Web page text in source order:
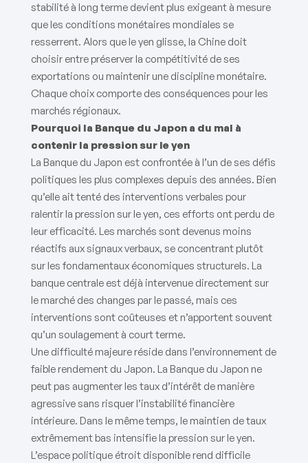
stabilité à long terme devient plus exigeant à mesure
que les conditions monétaires mondiales se
resserrent. Alors que le yen glisse, la Chine doit
choisir entre préserver la compétitivité de ses
exportations ou maintenir une discipline monétaire.
Chaque choix comporte des conséquences pour les
marchés régionaux.
Pourquoi la Banque du Japon a du mal à
contenir la pression sur le yen
La Banque du Japon est confrontée à l’un de ses défis
politiques les plus complexes depuis des années. Bien
qu’elle ait tenté des interventions verbales pour
ralentir la pression sur le yen, ces efforts ont perdu de
leur efficacité. Les marchés sont devenus moins
réactifs aux signaux verbaux, se concentrant plutôt
sur les fondamentaux économiques structurels. La
banque centrale est déjà intervenue directement sur
le marché des changes par le passé, mais ces
interventions sont coûteuses et n’apportent souvent
qu’un soulagement à court terme.
Une difficulté majeure réside dans l’environnement de
faible rendement du Japon. La Banque du Japon ne
peut pas augmenter les taux d’intérêt de manière
agressive sans risquer l’instabilité financière
intérieure. Dans le même temps, le maintien de taux
extrêmement bas intensifie la pression sur le yen.
L’espace politique étroit disponible rend difficile